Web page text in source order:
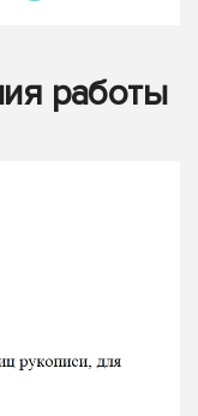
работы